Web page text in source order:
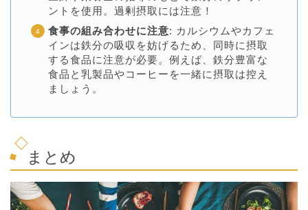
ントを使用。過剰摂取には注意！
食事の組み合わせに注意: カルシウムやカフェ
インは鉄分の吸収を妨げるため、同時に摂取
する食品に注意が必要。例えば、鉄分豊富な
食品と乳製品やコーヒーを一緒に摂取は控え
ましょう。
まとめ